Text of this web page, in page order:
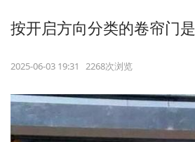
按开启方向分类的卷帘门是
2025-06-03 19:31 2268次浏览